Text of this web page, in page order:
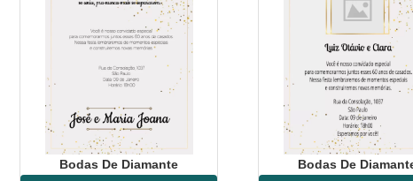
Bodas De Diamante Bodas De